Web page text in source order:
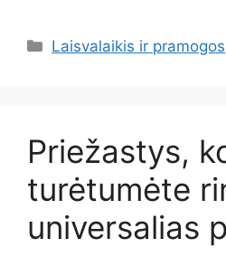
Kategorijos
Laisvalaikis ir pramogos
Priežastys,
turėtumėte
universalias